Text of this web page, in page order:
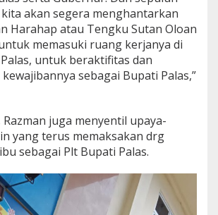
akan segera menghantarkan
Harahap atau Tengku Sutan Oloan
memasuki ruang kerjanya di
untuk beraktifitas dan
sebagai Bupati Palas,”
juga menyentil upaya-
yang terus memaksakan drg
sebagai Plt Bupati Palas.